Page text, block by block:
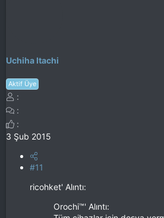
Uchiha Itachi
Aktif Üye
3 Şub 2015
#11
ricohket' Alıntı:
Orochi™' Alıntı: